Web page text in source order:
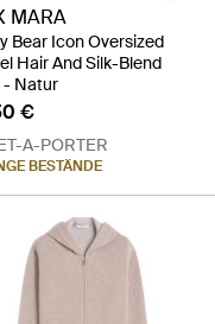
MARA
Bear Icon Oversized
Hair And Silk-Blend
- Natur
€
A-PORTER
BESTÄNDE